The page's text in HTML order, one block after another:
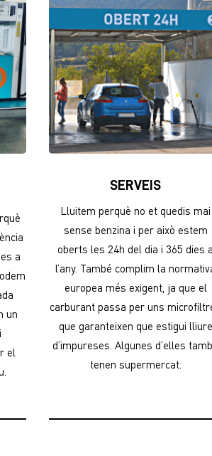
a
un
el
SERVEIS
Lluitem perquè no et quedis mai
sense benzina i per això estem
oberts les 24h del dia i 365 dies a
l’any. També complim la
europea més exigent, ja que el
carburant passa per uns
que garanteixen que estigui lliure
d’impureses. Algunes d’elles
tenen supermercat.